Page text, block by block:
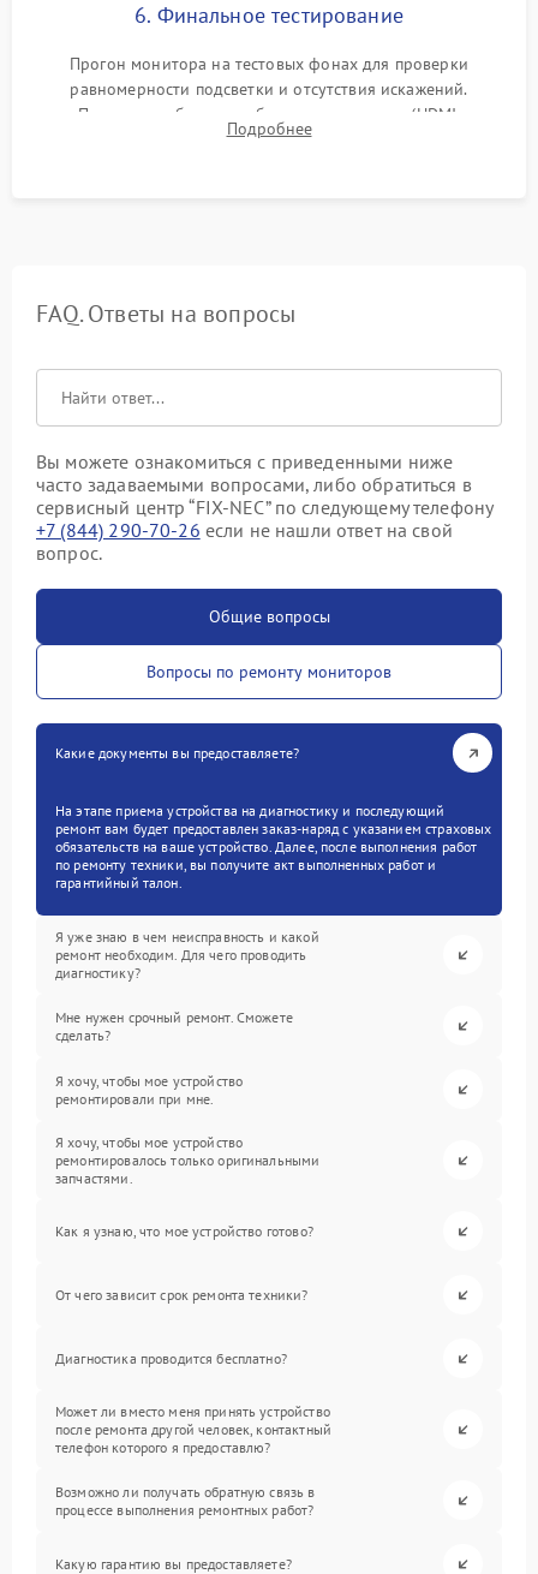
6. Финальное тестирование
Прогон монитора на тестовых фонах для проверки
равномерности подсветки и отсутствия искажений.
Проверка работоспособности всех портов (HDMI,
DisplayPort, VGA) и кнопок управления под нагрузкой в
Подробнее
FAQ. Ответы на вопросы
Вы можете ознакомиться с приведенными ниже
часто задаваемыми вопросами, либо обратиться в
сервисный центр “FIX-NEC” по следующему телефону
+7 (844) 290-70-26 если не нашли ответ на свой
вопрос.
Общие вопросы
Вопросы по ремонту мониторов
Какие документы вы предоставляете?
На этапе приема устройства на диагностику и последующий
ремонт вам будет предоставлен заказ-наряд с указанием страховых
обязательств на ваше устройство. Далее, после выполнения работ
по ремонту техники, вы получите акт выполненных работ и
гарантийный талон.
Я уже знаю в чем неисправность и какой
ремонт необходим. Для чего проводить
диагностику?
Мне нужен срочный ремонт. Сможете
сделать?
Я хочу, чтобы мое устройство
ремонтировали при мне.
Я хочу, чтобы мое устройство
ремонтировалось только оригинальными
запчастями.
Как я узнаю, что мое устройство готово?
От чего зависит срок ремонта техники?
Диагностика проводится бесплатно?
Может ли вместо меня принять устройство
после ремонта другой человек, контактный
телефон которого я предоставлю?
Возможно ли получать обратную связь в
процессе выполнения ремонтных работ?
Какую гарантию вы предоставляете?